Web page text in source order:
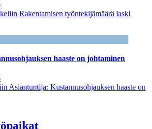
Rakentamisen työntekijämäärä laski
haaste on johtaminen
Asiantuntija: Kustannusohjauksen haaste on